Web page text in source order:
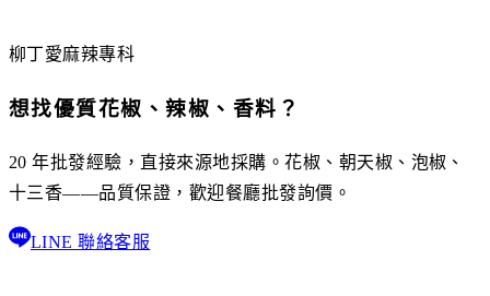
柳丁愛麻辣專科
想找優質花椒、辣椒、香料？
20 年批發經驗，直接來源地採購。花椒、朝天椒、泡椒、
十三香——品質保證，歡迎餐廳批發詢價。
LINE 聯絡客服